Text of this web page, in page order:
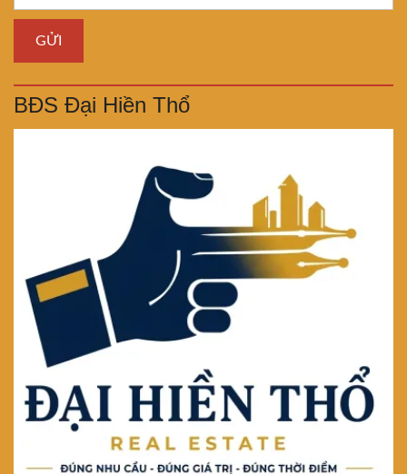
BĐS Đại Hiền Thổ